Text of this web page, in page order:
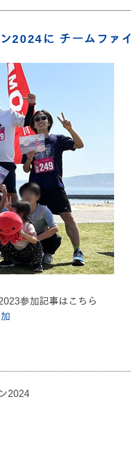
2024に チームファ
参加記事はこちら
2024